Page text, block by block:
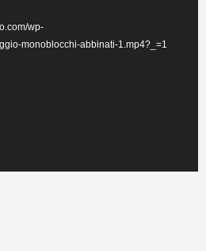
wp-
monoblocchi-abbinati-1.mp4?_=1